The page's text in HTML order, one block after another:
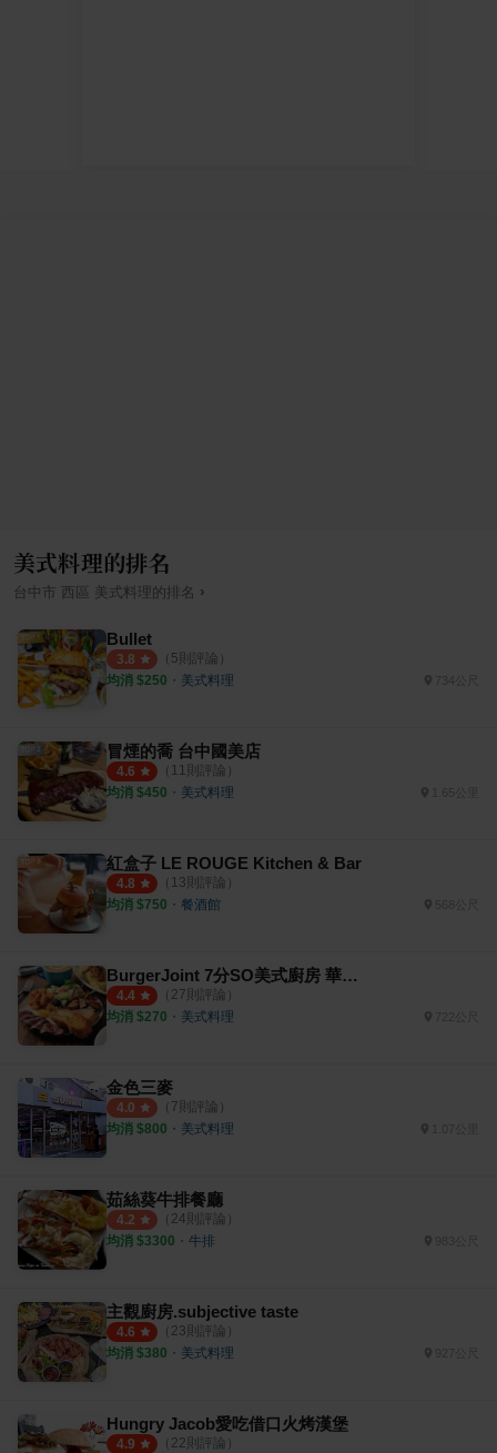
美式料理的排名
台中市 西區 美式料理 的排名 ›
Bullet
3.8 （ 5則評論）
均消 $250 ・ 美式料理 734公尺
冒煙的喬 台中國美店
4.6 （ 11則評論）
均消 $450 ・ 美式料理 1.65公里
紅盒子 LE ROUGE Kitchen & Bar
4.8 （ 13則評論）
均消 $750 ・ 餐酒館 568公尺
BurgerJoint 7分SO美式廚房 華美店
4.4 （ 27則評論）
均消 $270 ・ 美式料理 722公尺
金色三麥
4.0 （ 7則評論）
均消 $800 ・ 美式料理 1.07公里
茹絲葵牛排餐廳
4.2 （ 24則評論）
均消 $3300 ・ 牛排
主觀廚房.subjective taste
4.6 （ 23則評論）
均消 $380 ・ 美式料理 927公尺
Hungry Jacob愛吃借口火烤漢堡
4.9 （ 22則評論）